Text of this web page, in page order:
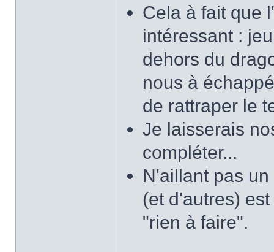
Cela à fait que
intéressant :
dehors du
nous à
de rattraper le
Je laisserais
compléter...
N'aillant pas
(et d'autres)
"rien à faire".